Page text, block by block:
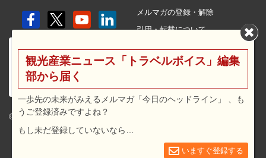
© 2026 travel voice.
メルマガの登録・解除
引用・転載について
利用規約
広告メニュー・料金
観光産業ニュース「トラベルボイス」編集
部から届く
一歩先の未来がみえるメルマガ「今日のヘッドライン」 、も
うご登録済みですよね？
もし未だ登録していないなら…
いますぐ登録する